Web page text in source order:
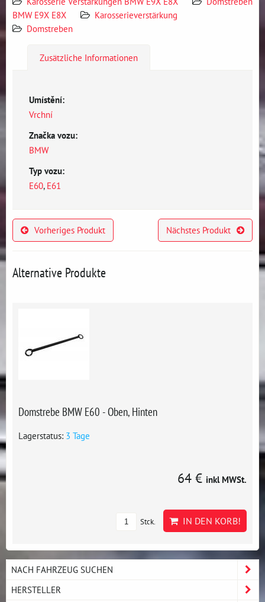
BMW E9X E8X
Karosserieverstärkung
Domstreben
Zusätzliche Informationen
Umístění:
Vrchní
Značka vozu:
BMW
Typ vozu:
E60, E61
Vorheriges Produkt Nächstes Produkt
Alternative Produkte
Domstrebe BMW E60 - Oben, Hinten
Lagerstatus: 3 Tage
64 € inkl MWSt.
Stck. IN DEN KORB!
NACH FAHRZEUG SUCHEN
HERSTELLER